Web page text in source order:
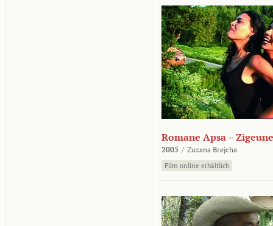
Romane Apsa –
2005 / Zuzana Brejcha
Film online erhältlich